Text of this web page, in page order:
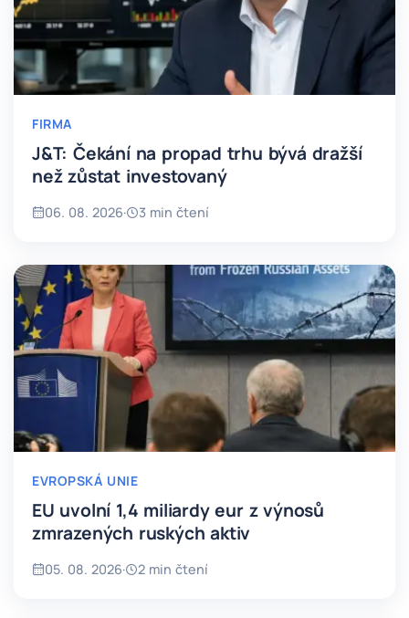
FIRMA
J&T: Čekání na propad trhu bývá dražší
než zůstat investovaný
06. 08. 2026· 3 min čtení
EVROPSKÁ UNIE
EU uvolní 1,4 miliardy eur z výnosů
zmrazených ruských aktiv
05. 08. 2026· 2 min čtení